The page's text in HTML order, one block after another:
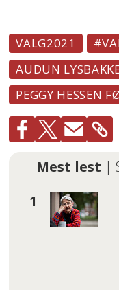
VALG2021
AUDUN
PEGGY HESSEN
Mest lest |